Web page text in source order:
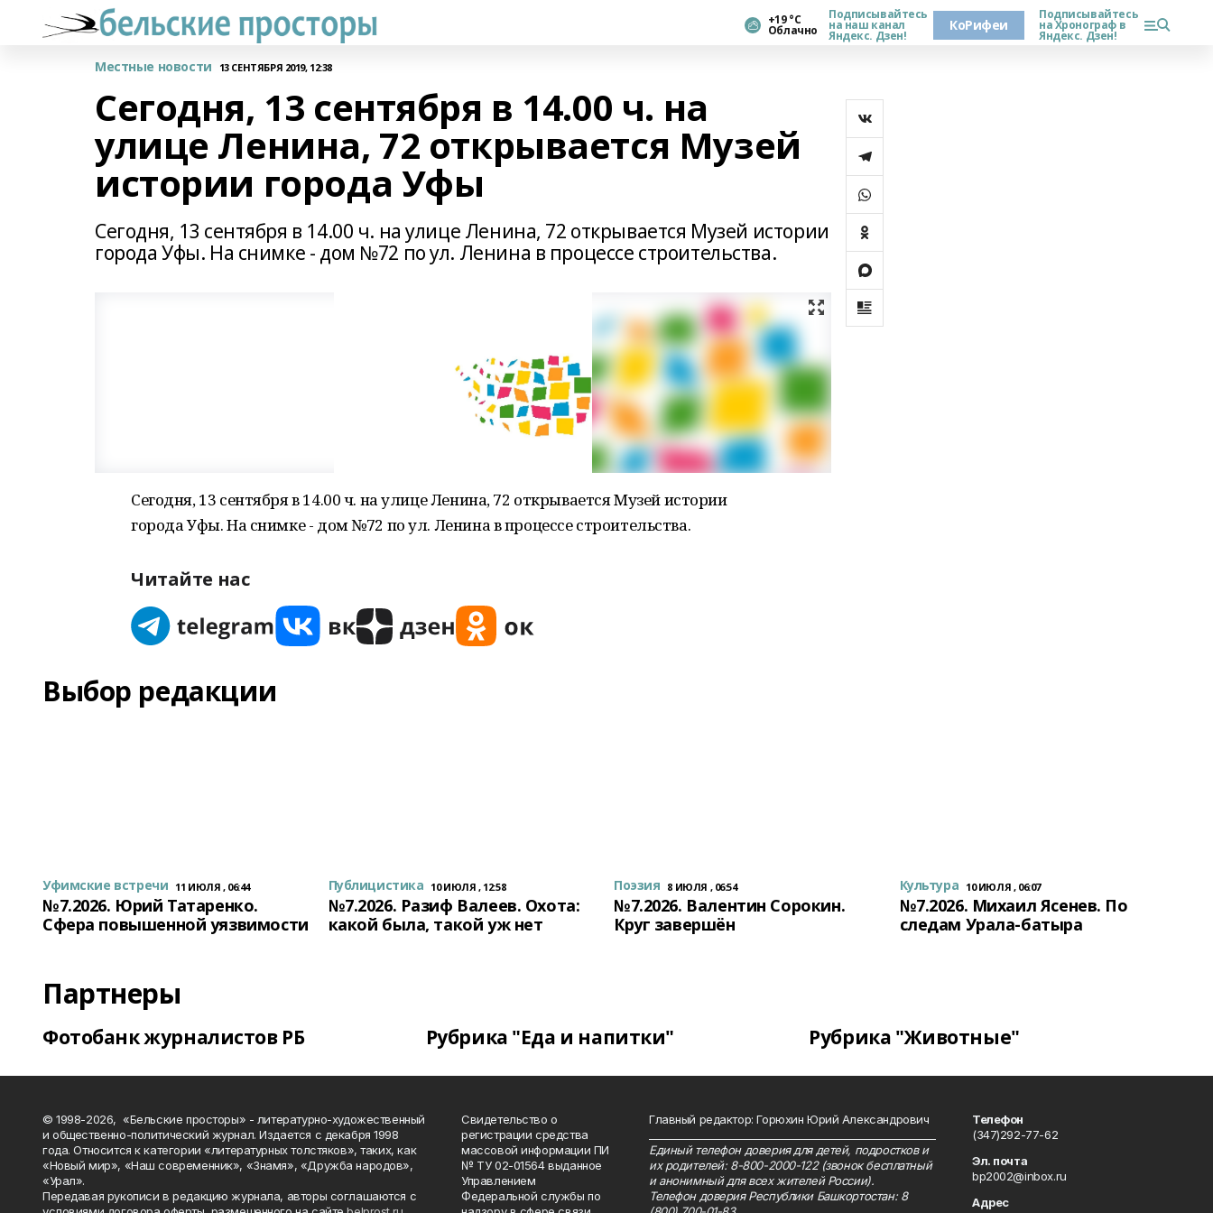
+19 °С
Облачно
Подписывайтесь
на наш канал
Яндекс. Дзен!
КоРифеи
Подписывайтесь
на Хронограф в
Яндекс. Дзен!
Местные новости 13 СЕНТЯБРЯ 2019, 12:38
Сегодня, 13 сентября в 14.00 ч. на
улице Ленина, 72 открывается Музей
истории города Уфы
Сегодня, 13 сентября в 14.00 ч. на улице Ленина, 72 открывается Музей истории
города Уфы. На снимке - дом №72 по ул. Ленина в процессе строительства.
Сегодня, 13 сентября в 14.00 ч. на улице Ленина, 72 открывается Музей истории
города Уфы. На снимке - дом №72 по ул. Ленина в процессе строительства.
Читайте нас
Выбор редакции
Уфимские встречи 11 ИЮЛЯ , 06:44
№7.2026. Юрий Татаренко.
Сфера повышенной уязвимости
Публицистика 10 ИЮЛЯ , 12:58
№7.2026. Разиф Валеев. Охота:
какой была, такой уж нет
Поэзия 8 ИЮЛЯ , 06:54
№7.2026. Валентин Сорокин.
Круг завершён
Культура 10 ИЮЛЯ , 06:07
№7.2026. Михаил Ясенев. По
следам Урала-батыра
Партнеры
Фотобанк журналистов РБ Рубрика "Еда и напитки" Рубрика "Животные"
© 1998-2026, «Бельские просторы» - литературно-художественный
и общественно-политический журнал. Издается с декабря 1998
года. Относится к категории «литературных толстяков», таких, как
«Новый мир», «Наш современник», «Знамя», «Дружба народов»,
«Урал».
Передавая рукописи в редакцию журнала, авторы соглашаются с
Свидетельство о
регистрации средства
массовой информации ПИ
№ ТУ 02-01564 выданное
Управлением
Федеральной службы по
Главный редактор: Горюхин Юрий Александрович
Единый телефон доверия для детей, подростков и
их родителей: 8-800-2000-122 (звонок бесплатный
и анонимный для всех жителей России).
Телефон доверия Республики Башкортостан: 8
Телефон
(347)292-77-62
Эл. почта
bp2002@inbox.ru
Адрес